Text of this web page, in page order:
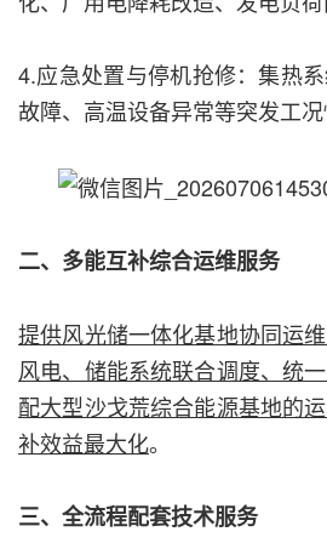
4.应急处置与停机抢修：集热
故障、高温设备异常等突发工况
二、多能互补综合运维服务
提供风光储一体化基地协同运维
风电、储能系统联合调度、统
配大型沙戈荒综合能源基地的
补效益最大化。
三、全流程配套技术服务